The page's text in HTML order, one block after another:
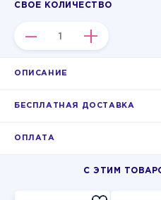
СВОЕ КОЛИЧЕСТВО
– +
ОПИСАНИЕ
БЕСПЛАТНАЯ ДОСТАВКА
ОПЛАТА
С ЭТИМ